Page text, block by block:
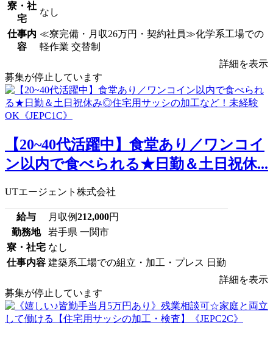
寮・社
宅
なし
仕事内
容
≪寮完備・月収26万円・契約社員≫化学系工場での
軽作業 交替制
詳細を表示
募集が停止しています
【20~40代活躍中】食堂あり／ワンコイ
ン以内で食べられる★日勤＆土日祝休...
UTエージェント株式会社
給与 月収例212,000円
勤務地
岩手県 一関市
寮・社宅 なし
仕事内容 建築系工場での組立・加工・プレス 日勤
詳細を表示
募集が停止しています